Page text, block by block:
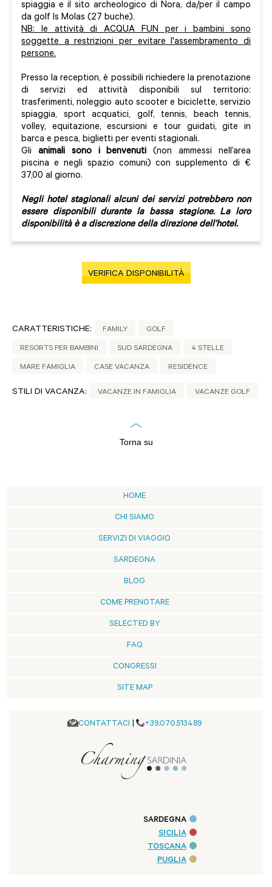
spiaggia e il sito archeologico di Nora, da/per il campo
da golf Is Molas (27 buche).
NB: le attività di ACQUA FUN per i bambini sono
soggette a restrizioni per evitare l'assembramento di
persone.
Presso la reception, è possibili richiedere la prenotazione
di servizi ed attività disponibili sul territorio:
trasferimenti, noleggio auto scooter e biciclette, servizio
spiaggia, sport acquatici, golf, tennis, beach tennis,
volley, equitazione, escursioni e tour guidati, gite in
barca e pesca, biglietti per eventi stagionali.
Gli animali sono i benvenuti (non ammessi nell’area
piscina e negli spazio comuni) con supplemento di €
37,00 al giorno.
Negli hotel stagionali alcuni dei servizi potrebbero non
essere disponibili durante la bassa stagione. La loro
disponibilità è a discrezione della direzione dell’hotel.
VERIFICA DISPONIBILITÀ
CARATTERISTICHE: FAMILY GOLF
RESORTS PER BAMBINI SUD SARDEGNA 4 STELLE
MARE FAMIGLIA CASE VACANZA RESIDENCE
STILI DI VACANZA: VACANZE IN FAMIGLIA VACANZE GOLF
Torna su
HOME
CHI SIAMO
SERVIZI DI VIAGGIO
SARDEGNA
BLOG
COME PRENOTARE
SELECTED BY
FAQ
CONGRESSI
SITE MAP
CONTATTACI | +39.070.513489
SARDEGNA
SICILIA
TOSCANA
PUGLIA